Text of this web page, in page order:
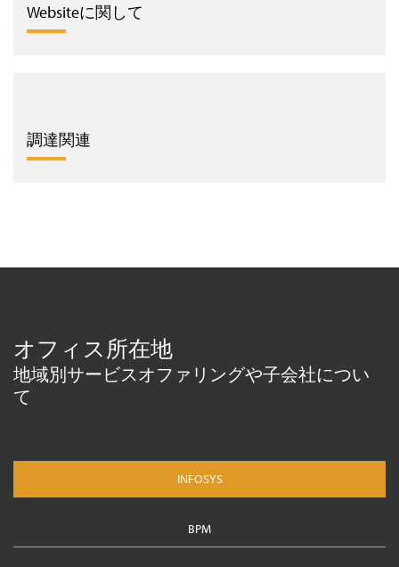
Websiteに関して
調達関連
オフィス所在地
地域別サービスオファリングや子会社につい
て
INFOSYS
BPM